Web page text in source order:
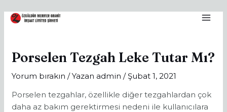
atla
Porselen Tezgah Leke Tutar Mı?
Yorum bırakın / Yazan admin/Şubat 1, 2021
Porselen tezgahlar, özellikle diğer tezgahlardan çok
daha az bakım gerektirmesi nedeni ile kullanıcılara
navigation